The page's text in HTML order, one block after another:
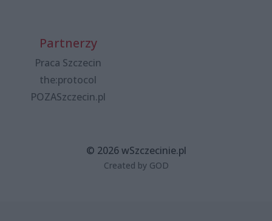
Partnerzy
Praca Szczecin
the:protocol
POZASzczecin.pl
© 2026 wSzczecinie.pl
Created by GOD